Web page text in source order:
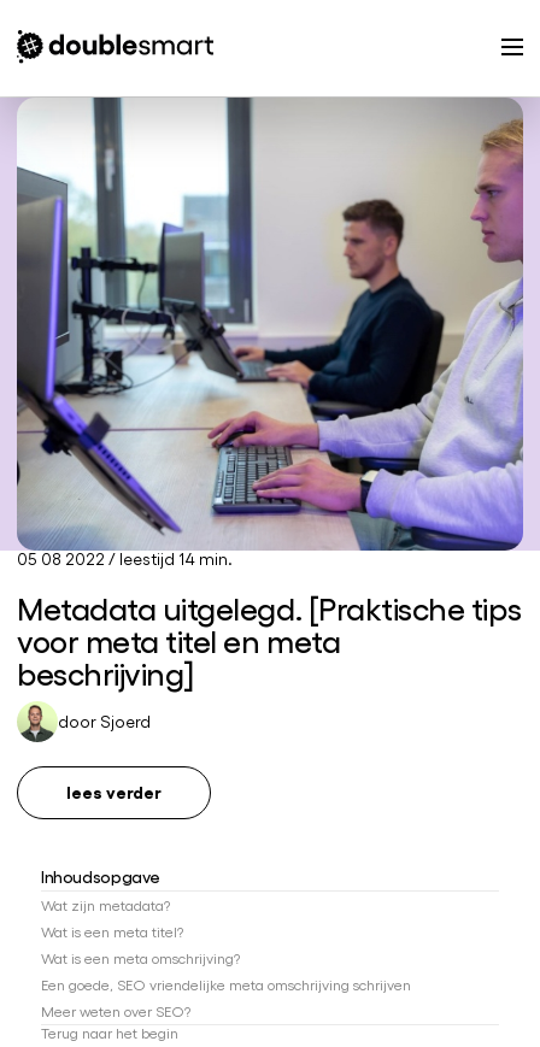
05 08 2022 / leestijd 14 min.
Metadata uitgelegd. [Praktische tips
voor meta titel en meta
beschrijving]
door Sjoerd
lees verder
Inhoudsopgave
Wat zijn metadata?
Wat is een meta titel?
Wat is een meta omschrijving?
Een goede, SEO vriendelijke meta omschrijving schrijven
Meer weten over SEO?
Terug naar het begin